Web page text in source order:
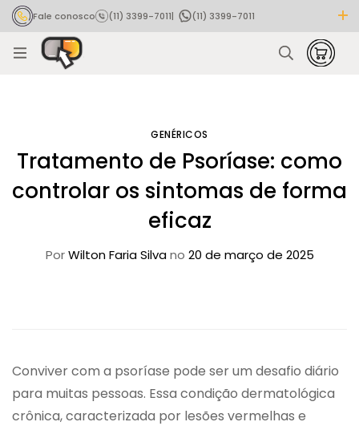
Fale conosco (11) 3399-7011|
(11) 3399-7011
Rastrear pedido
GENÉRICOS
Tratamento de Psoríase: como
controlar os sintomas de forma
eficaz
PorWilton Faria Silva no 20 de março de 2025
Conviver com a psoríase pode ser um desafio diário
para muitas pessoas. Essa condição dermatológica
crônica, caracterizada por lesões vermelhas e